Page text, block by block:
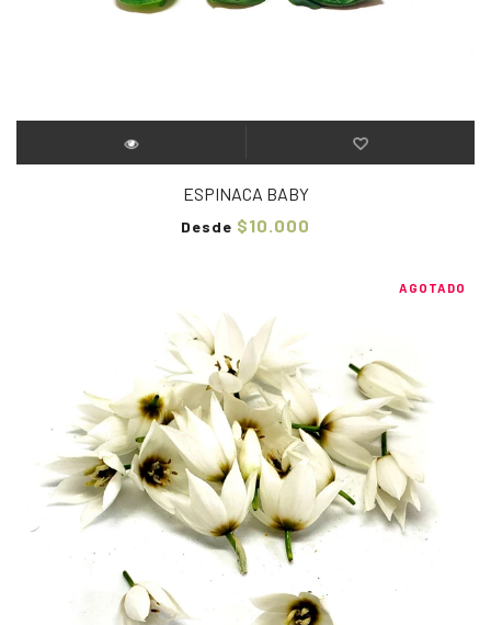
ESPINACA BABY
Desde $10.000
AGOTADO